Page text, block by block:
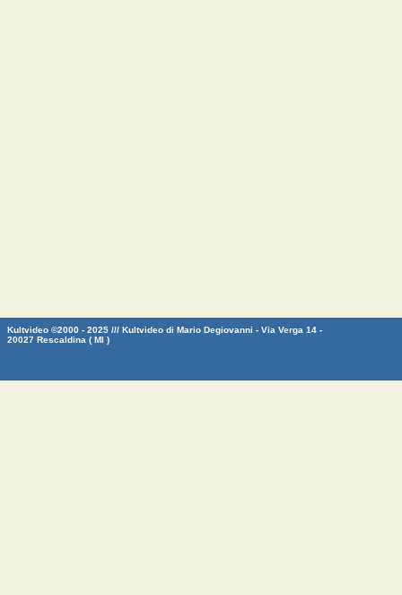
Kultvideo ©2000 - 2025 /// Kultvideo di Mario Degiovanni - Via Verga 14 -
20027 Rescaldina ( MI )